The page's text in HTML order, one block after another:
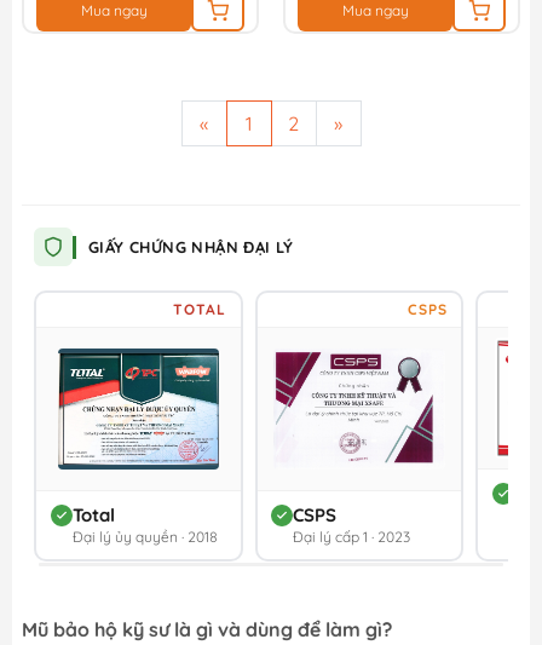
Mua ngay Mua ngay
« 1 2 »
GIẤY CHỨNG NHẬN ĐẠI LÝ
TOTAL
Total
Đại lý ủy quyền · 2018
CSPS
CSPS
Đại lý cấp 1 · 2023
Mũ bảo hộ kỹ sư là gì và dùng để làm gì?